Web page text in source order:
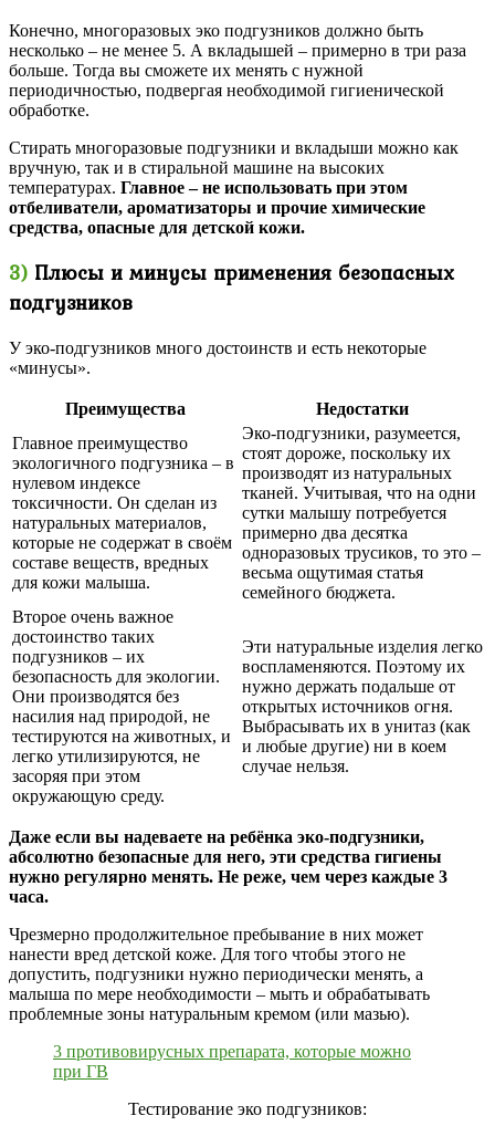
Конечно, многоразовых эко подгузников должно быть
несколько – не менее 5. А вкладышей – примерно в три раза
больше. Тогда вы сможете их менять с нужной
периодичностью, подвергая необходимой гигиенической
обработке.
Стирать многоразовые подгузники и вкладыши можно как
вручную, так и в стиральной машине на высоких
температурах. Главное – не использовать при этом
отбеливатели, ароматизаторы и прочие химические
средства, опасные для детской кожи.
3) Плюсы и минусы применения безопасных
подгузников
У эко-подгузников много достоинств и есть некоторые
«минусы».
Преимущества
Недостатки
Главное преимущество
экологичного подгузника – в
нулевом индексе
токсичности. Он сделан из
натуральных материалов,
которые не содержат в своём
составе веществ, вредных
для кожи малыша.
Эко-подгузники, разумеется,
стоят дороже, поскольку их
производят из натуральных
тканей. Учитывая, что на одни
сутки малышу потребуется
примерно два десятка
одноразовых трусиков, то это –
весьма ощутимая статья
семейного бюджета.
Второе очень важное
достоинство таких
подгузников – их
безопасность для экологии.
Они производятся без
насилия над природой, не
тестируются на животных, и
легко утилизируются, не
засоряя при этом
окружающую среду.
Эти натуральные изделия легко
воспламеняются. Поэтому их
нужно держать подальше от
открытых источников огня.
Выбрасывать их в унитаз (как
и любые другие) ни в коем
случае нельзя.
Даже если вы надеваете на ребёнка эко-подгузники,
абсолютно безопасные для него, эти средства гигиены
нужно регулярно менять. Не реже, чем через каждые 3
часа.
Чрезмерно продолжительное пребывание в них может
нанести вред детской коже. Для того чтобы этого не
допустить, подгузники нужно периодически менять, а
малыша по мере необходимости – мыть и обрабатывать
проблемные зоны натуральным кремом (или мазью).
3 противовирусных препарата, которые можно
при ГВ
Тестирование эко подгузников: